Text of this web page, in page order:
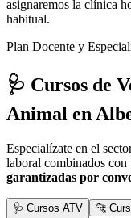
asignaremos la clínica
habitual.
Plan Docente y
🩺 Cursos de
Animal en
Especialízate en el
laboral combinados con
garantizadas por
🩺 Cursos ATV 🐆